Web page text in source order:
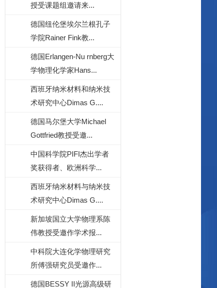
授受课题组邀请来...
德国纽伦堡埃尔兰根孔子
学院Rainer Fink教...
德国Erlangen-Nu rnberg大
学物理化学家Hans...
西班牙纳米材料和纳米技
术研究中心Dimas G....
德国马尔堡大学Michael
Gottfried教授受邀...
中国科学院PIFI杰出学者
奖获得者、欧洲科学...
西班牙纳米材料与纳米技
术研究中心Dimas G....
新加坡国立大学物理系陈
伟教授受邀作学术报...
中科院大连化学物理研究
所傅强研究员受邀作...
德国BESSY II光源高级研